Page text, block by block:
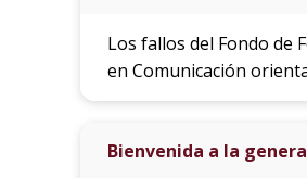
Los fallos del Fondo de
en Comunicación
Bienvenida a la